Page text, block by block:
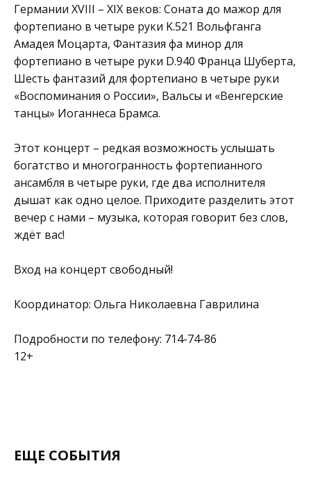
Германии ХVIII – ХIХ веков: Соната до мажор для
фортепиано в четыре руки K.521 Вольфганга
Амадея Моцарта, Фантазия фа минор для
фортепиано в четыре руки D.940 Франца Шуберта,
Шесть фантазий для фортепиано в четыре руки
«Воспоминания о России», Вальсы и «Венгерские
танцы» Иоганнеса Брамса.
Этот концерт – редкая возможность услышать
богатство и многогранность фортепианного
ансамбля в четыре руки, где два исполнителя
дышат как одно целое. Приходите разделить этот
вечер с нами – музыка, которая говорит без слов,
ждёт вас!
Вход на концерт свободный!
Координатор: Ольга Николаевна Гаврилина
Подробности по телефону: 714-74-86
12+
ЕЩЕ СОБЫТИЯ